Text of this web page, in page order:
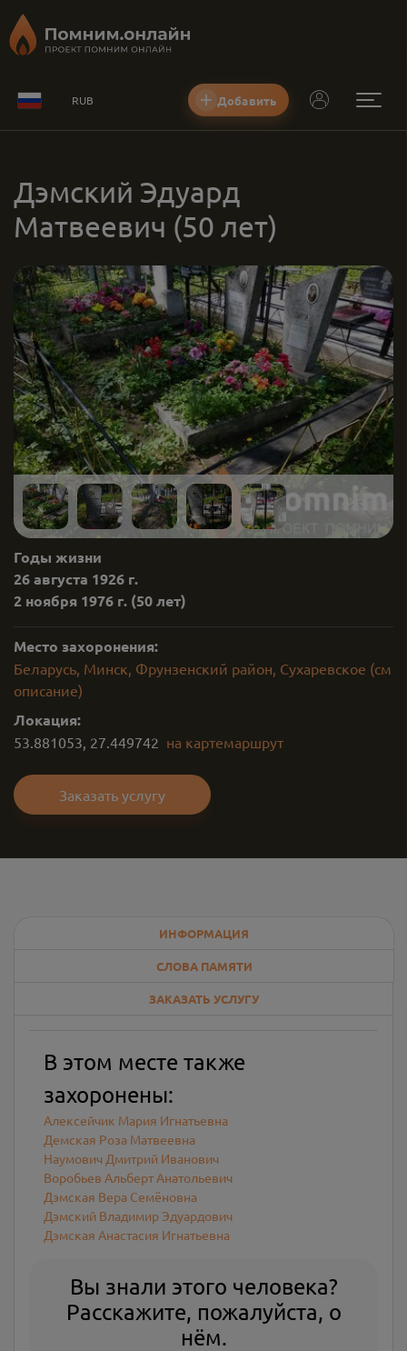
RUB Добавить
Дэмский Эдуард
Матвеевич (50 лет)
Годы жизни
26 августа 1926 г.
2 ноября 1976 г. (50 лет)
Место захоронения:
Беларусь, Минск, Фрунзенский район, Сухаревское (см
описание)
Локация:
53.881053, 27.449742 на картемаршрут
Заказать услугу
ИНФОРМАЦИЯ
СЛОВА ПАМЯТИ
ЗАКАЗАТЬ УСЛУГУ
В этом месте также
захоронены:
Алексейчик Мария Игнатьевна
Демская Роза Матвеевна
Наумович Дмитрий Иванович
Воробьев Альберт Анатольевич
Дэмская Вера Семёновна
Дэмский Владимир Эдуардович
Дэмская Анастасия Игнатьевна
Вы знали этого человека?
Расскажите, пожалуйста, о
нём.